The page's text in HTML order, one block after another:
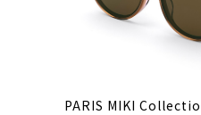
PARIS MIKI